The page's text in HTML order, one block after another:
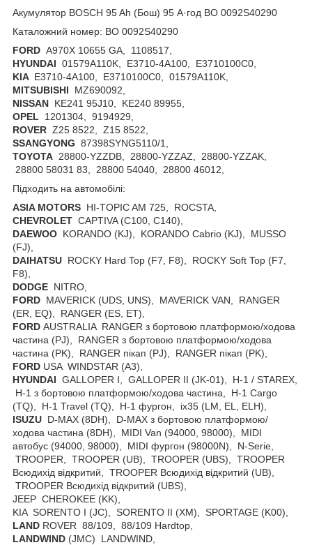
Акумулятор BOSCH 95 Ah (Бош) 95 А·год BO 0092S40290
Каталожний номер: BO 0092S40290
FORD A970X 10655 GA, 1108517,
HYUNDAI 01579A110K, E3710-4A100, E3710100C0,
KIA E3710-4A100, E3710100C0, 01579A110K,
MITSUBISHI MZ690092,
NISSAN KE241 95J10, KE240 89955,
OPEL
1201304, 9194929,
ROVER Z25 8522, Z15 8522,
SSANGYONG 87398SYNG5110/1,
TOYOTA 28800-YZZDB, 28800-YZZAZ, 28800-YZZAK,
28800 58031 83, 28800 54040, 28800 46012,
Підходить на автомобілі:
ASIA MOTORS HI-TOPIC AM 725, ROCSTA,
CHEVROLET CAPTIVA (C100, C140),
DAEWOO KORANDO (KJ), KORANDO Cabrio (KJ), MUSSO
(FJ),
DAIHATSU ROCKY Hard Top (F7, F8), ROCKY Soft Top (F7,
F8),
DODGE NITRO,
FORD MAVERICK (UDS, UNS), MAVERICK VAN, RANGER
(ER, EQ), RANGER (ES, ET),
FORD AUSTRALIA RANGER з бортовою платформою/ходова
частина (PJ), RANGER з бортовою платформою/ходова
частина (PK), RANGER пікап (PJ), RANGER пікап (PK),
FORD USA WINDSTAR (A3),
HYUNDAI GALLOPER I, GALLOPER II (JK-01), H-1 / STAREX,
H-1 з бортовою платформою/ходова частина, H-1 Cargo
(TQ), H-1 Travel (TQ), H-1 фургон, ix35 (LM, EL, ELH),
ISUZU D-MAX (8DH), D-MAX з бортовою платформою/
ходова частина (8DH), MIDI Van (94000, 98000), MIDI
автобус (94000, 98000), MIDI фургон (98000N), N-Serie,
TROOPER, TROOPER (UB), TROOPER (UBS), TROOPER
Всюдихід відкритий, TROOPER Всюдихід відкритий (UB),
TROOPER Всюдихід відкритий (UBS),
JEEP CHEROKEE (KK),
KIA SORENTO I (JC), SORENTO II (XM), SPORTAGE (K00),
LAND ROVER 88/109, 88/109 Hardtop,
LANDWIND (JMC) LANDWIND,